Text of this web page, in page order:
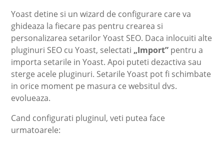
Yoast detine si un wizard de configurare care va
ghideaza la fiecare pas pentru crearea si
personalizarea setarilor Yoast SEO. Daca inlocuiti alte
pluginuri SEO cu Yoast, selectati „Import” pentru a
importa setarile in Yoast. Apoi puteti dezactiva sau
sterge acele pluginuri. Setarile Yoast pot fi schimbate
in orice moment pe masura ce websitul dvs.
evolueaza.
Cand configurati pluginul, veti putea face
urmatoarele: